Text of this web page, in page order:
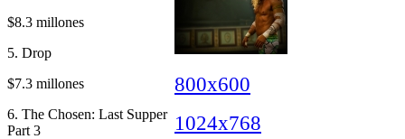
$8.3 millones
5. Drop
$7.3 millones
6. The Chosen: Last Supper
Part 3
800x600
1024x768